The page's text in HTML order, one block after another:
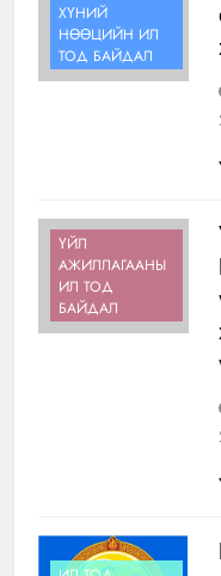
ХҮНИЙ
НӨӨЦИЙН ИЛ
ТОД БАЙДАЛ
ҮЙЛ
АЖИЛЛАГААНЫ
ИЛ ТОД
БАЙДАЛ